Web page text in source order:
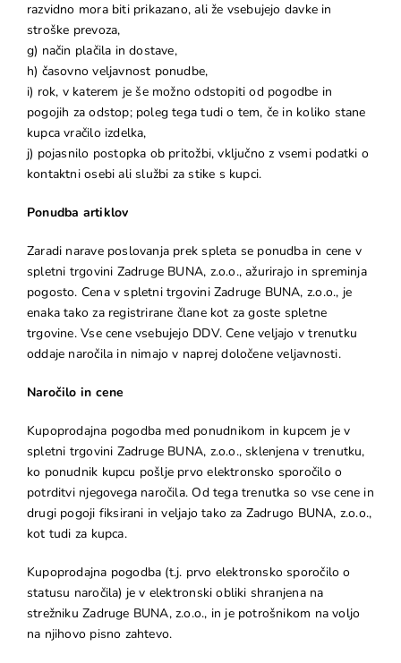
razvidno mora biti prikazano, ali že vsebujejo davke in
stroške prevoza,
g) način plačila in dostave,
h) časovno veljavnost ponudbe,
i) rok, v katerem je še možno odstopiti od pogodbe in
pogojih za odstop; poleg tega tudi o tem, če in koliko stane
kupca vračilo izdelka,
j) pojasnilo postopka ob pritožbi, vključno z vsemi podatki o
kontaktni osebi ali službi za stike s kupci.
Ponudba artiklov
Zaradi narave poslovanja prek spleta se ponudba in cene v
spletni trgovini Zadruge BUNA, z.o.o., ažurirajo in spreminja
pogosto. Cena v spletni trgovini Zadruge BUNA, z.o.o., je
enaka tako za registrirane člane kot za goste spletne
trgovine. Vse cene vsebujejo DDV. Cene veljajo v trenutku
oddaje naročila in nimajo v naprej določene veljavnosti.
Naročilo in cene
Kupoprodajna pogodba med ponudnikom in kupcem je v
spletni trgovini Zadruge BUNA, z.o.o., sklenjena v trenutku,
ko ponudnik kupcu pošlje prvo elektronsko sporočilo o
potrditvi njegovega naročila. Od tega trenutka so vse cene in
drugi pogoji fiksirani in veljajo tako za Zadrugo BUNA, z.o.o.,
kot tudi za kupca.
Kupoprodajna pogodba (t.j. prvo elektronsko sporočilo o
statusu naročila) je v elektronski obliki shranjena na
strežniku Zadruge BUNA, z.o.o., in je potrošnikom na voljo
na njihovo pisno zahtevo.